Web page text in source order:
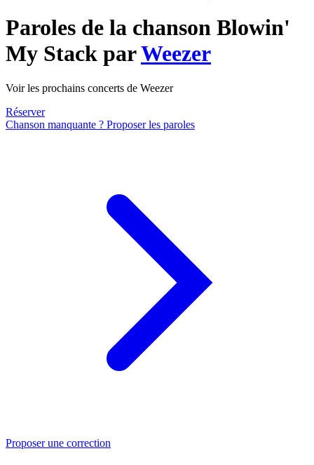
Paroles de la chanson Blowin'
My Stack parWeezer
Voir les prochains concerts de Weezer
Réserver
Chanson manquante ? Proposer les paroles
Proposer une correction